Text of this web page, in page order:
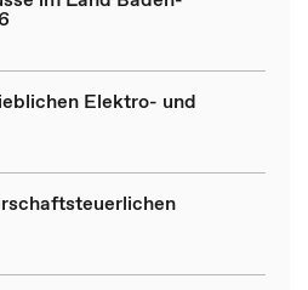
Elektro- und